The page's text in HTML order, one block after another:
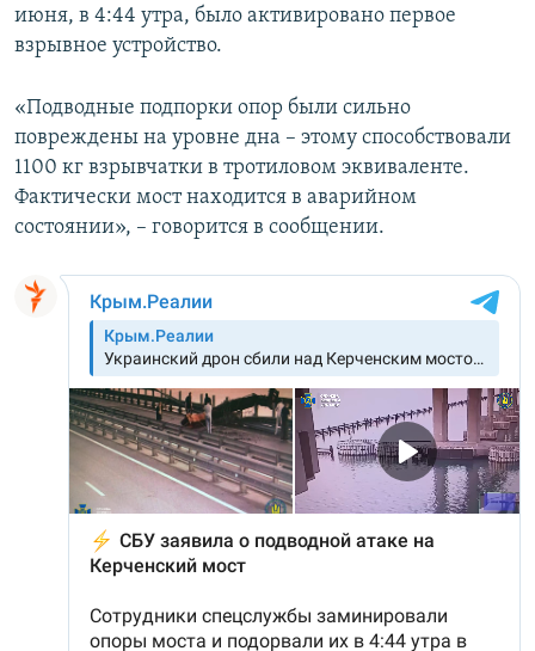
июня, в 4:44 утра, было активировано первое
взрывное устройство.
«Подводные подпорки опор были сильно
повреждены на уровне дна – этому способствовали
1100 кг взрывчатки в тротиловом эквиваленте.
Фактически мост находится в аварийном
состоянии», – говорится в сообщении.